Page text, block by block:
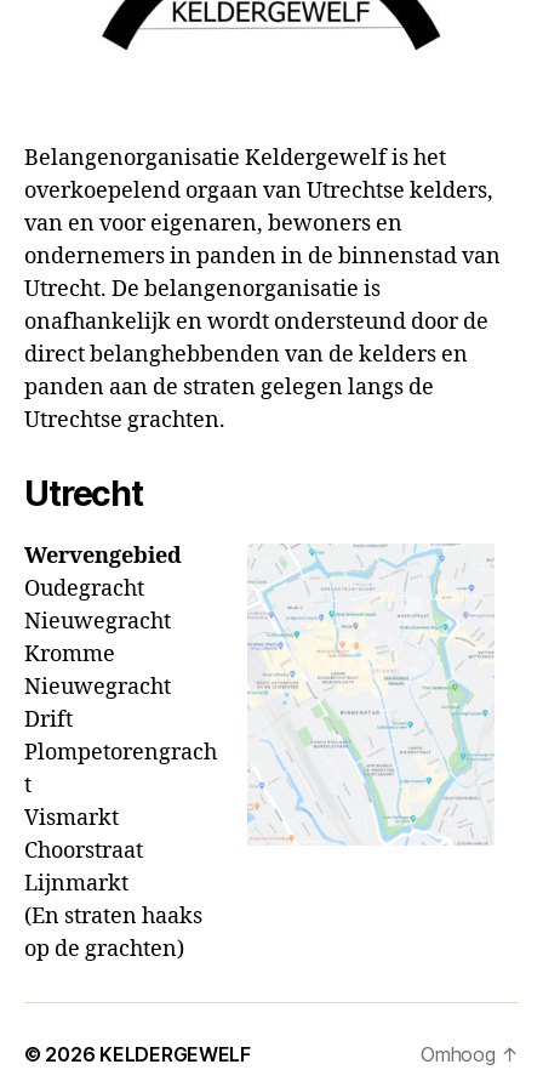
Belangenorganisatie Keldergewelf is het
overkoepelend orgaan van Utrechtse kelders,
van en voor eigenaren, bewoners en
ondernemers in panden in de binnenstad van
Utrecht. De belangenorganisatie is
onafhankelijk en wordt ondersteund door de
direct belanghebbenden van de kelders en
panden aan de straten gelegen langs de
Utrechtse grachten.
Utrecht
Wervengebied
Oudegracht
Nieuwegracht
Kromme
Nieuwegracht
Drift
Plompetorengrach
t
Vismarkt
Choorstraat
Lijnmarkt
(En straten haaks
op de grachten)
© 2026 KELDERGEWELF Omhoog ↑